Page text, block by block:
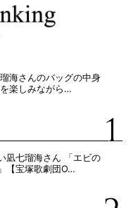
海さんのバッグの中身
楽しみながら…
凪七瑠海さん 「エビの
【宝塚歌劇団O…